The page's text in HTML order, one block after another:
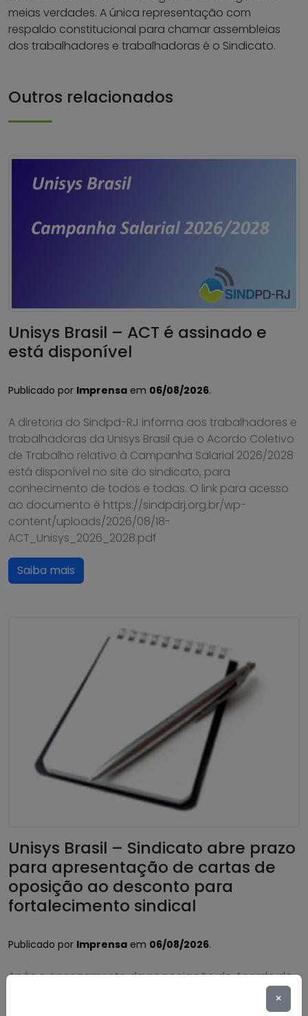
meias verdades. A única representação com
respaldo constitucional para chamar assembleias
dos trabalhadores e trabalhadoras é o Sindicato.
Outros relacionados
Unisys Brasil – ACT é assinado e
está disponível
Publicado por Imprensa em 06/08/2026.
A diretoria do Sindpd-RJ informa aos trabalhadores e
trabalhadoras da Unisys Brasil que o Acordo Coletivo
de Trabalho relativo à Campanha Salarial 2026/2028
está disponível no site do sindicato, para
conhecimento de todos e todas. O link para acesso
ao documento é https://sindpdrj.org.br/wp-
content/uploads/2026/08/18-
ACT_Unisys_2026_2028.pdf
Saiba mais
Unisys Brasil – Sindicato abre prazo
para apresentação de cartas de
oposição ao desconto para
fortalecimento sindical
Publicado por Imprensa em 06/08/2026.
Após o encerramento da negociação do Acordo de
trabalhadores e trabalhadoras da Unisys Brasil, será
×